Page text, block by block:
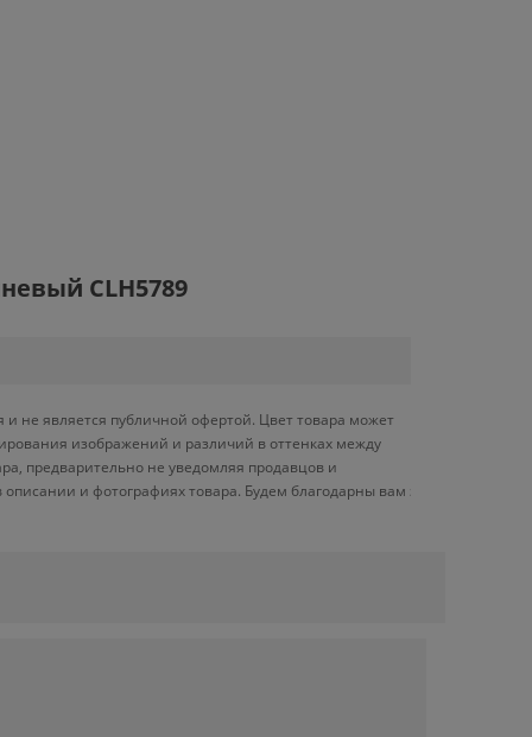
CLH5789
не является публичной офертой. Цвет товара может
изображений и различий в оттенках между
предварительно не уведомляя продавцов и
и фотографиях товара. Будем благодарны вам за